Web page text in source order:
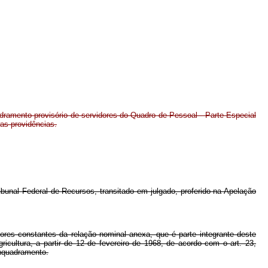
provisório de servidores do Quadro de Pessoal - Parte Especial
providências.
Federal de Recursos, transitado em julgado, proferido na Apelação
constantes da relação nominal anexa, que é parte integrante deste
a partir de 12 de fevereiro de 1968, de acordo com o art. 23,